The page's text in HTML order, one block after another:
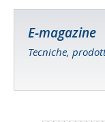
E-magazine
Tecniche,